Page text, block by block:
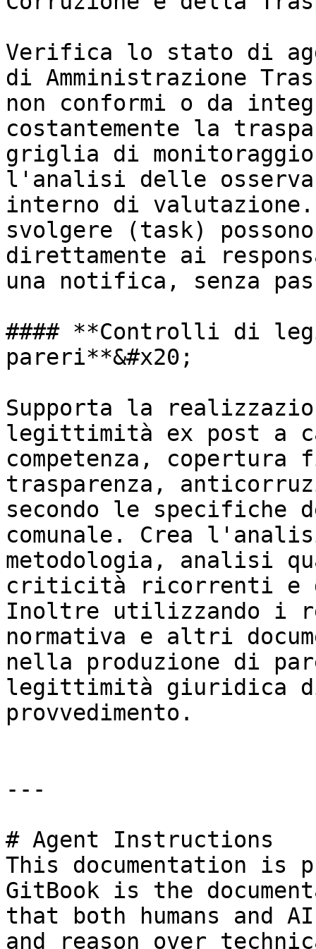
Verifica lo stato di
di Amministrazione
non conformi o da
costantemente la
griglia di monitoraggio
l'analisi delle
interno di
svolgere (task)
direttamente ai
una notifica, senza
#### **Controlli di
pareri**&#x20;
Supporta la
legittimità ex post a
competenza,
trasparenza,
secondo le specifiche
comunale. Crea
metodologia, analisi
criticità ricorrenti e
Inoltre utilizzando i
normativa e altri
nella produzione di
legittimità giuridica
provvedimento.
---
# Agent Instructions
This documentation is
GitBook is the
that both humans and
and reason over